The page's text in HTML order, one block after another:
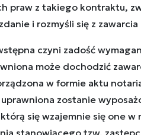
praw z takiego kontraktu,
i rozmyśli się z zawarcia
czyni zadość
może dochodzić
w formie aktu
zostanie
się wzajemnie się one w
stanowiącego tzw.